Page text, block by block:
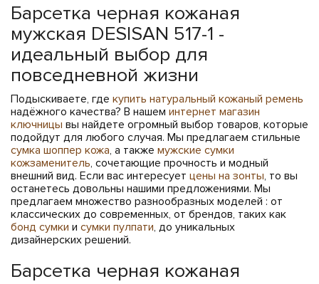
Барсетка черная кожаная
мужская DESISAN 517-1 -
идеальный выбор для
повседневной жизни
Подыскиваете, где купить натуральный кожаный ремень
надёжного качества? В нашем интернет магазин
ключницы вы найдете огромный выбор товаров, которые
подойдут для любого случая. Мы предлагаем стильные
сумка шоппер кожа, а также мужские сумки
кожзаменитель, сочетающие прочность и модный
внешний вид. Если вас интересует цены на зонты, то вы
останетесь довольны нашими предложениями. Мы
предлагаем множество разнообразных моделей : от
классических до современных, от брендов, таких как
бонд сумки и сумки пулпати, до уникальных
дизайнерских решений.
Барсетка черная кожаная